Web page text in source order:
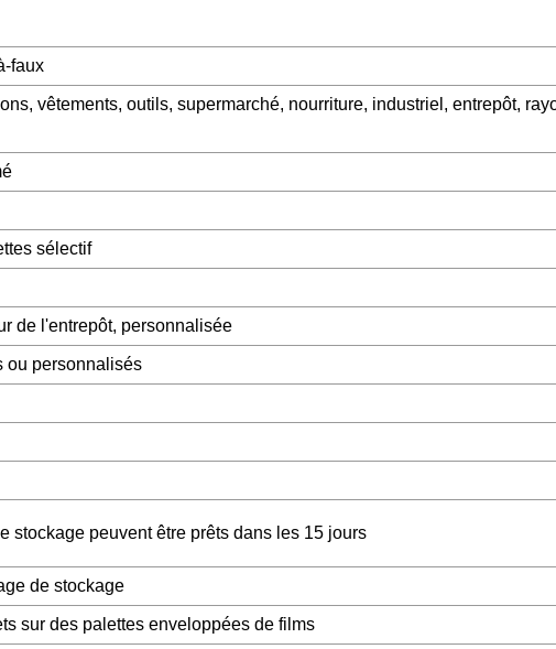
faux
vêtements, outils, supermarché, nourriture, industriel, entrepôt,
sélectif
de l'entrepôt, personnalisée
ou personnalisés
stockage peuvent être prêts dans les 15 jours
de stockage
sur des palettes enveloppées de films